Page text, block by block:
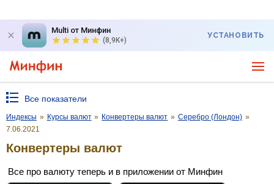
Multi от Минфин
(8,9K+)
УСТАНОВИТЬ
Все показатели
Индексы » Курсы валют » Конвертеры валют » Серебро (Лондон) »
7.06.2021
Конвертеры валют
Все про валюту теперь и в приложении от Минфин